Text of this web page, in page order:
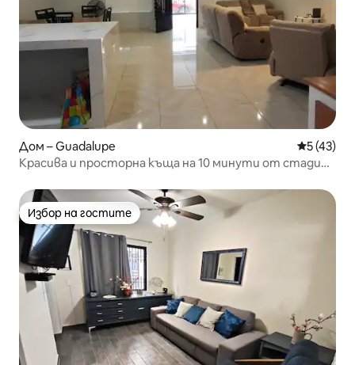
Дом – Guadalupe Средна
5 (43)
Красива и просторна къща на 10 минути от стадион
Избор на гостите
Избор на гостите